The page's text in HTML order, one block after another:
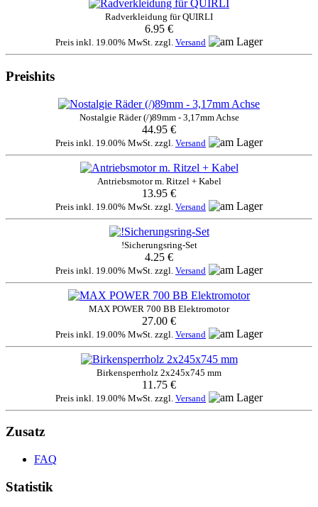
Radverkleidung für QUIRLI
6.95 €
Preis inkl. 19.00% MwSt. zzgl. Versand
Preishits
Nostalgie Räder (/)89mm - 3,17mm Achse
44.95 €
Preis inkl. 19.00% MwSt. zzgl. Versand
Antriebsmotor m. Ritzel + Kabel
13.95 €
Preis inkl. 19.00% MwSt. zzgl. Versand
!Sicherungsring-Set
4.25 €
Preis inkl. 19.00% MwSt. zzgl. Versand
MAX POWER 700 BB Elektromotor
27.00 €
Preis inkl. 19.00% MwSt. zzgl. Versand
Birkensperrholz 2x245x745 mm
11.75 €
Preis inkl. 19.00% MwSt. zzgl. Versand
Zusatz
FAQ
Statistik